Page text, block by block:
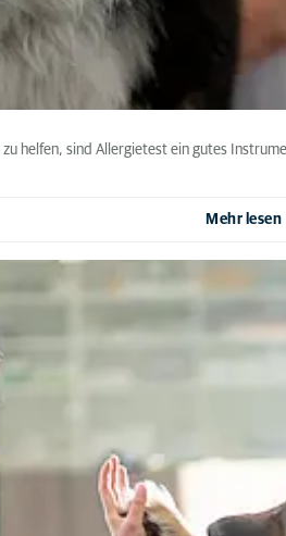
helfen, sind Allergietest ein gutes
Mehr lesen